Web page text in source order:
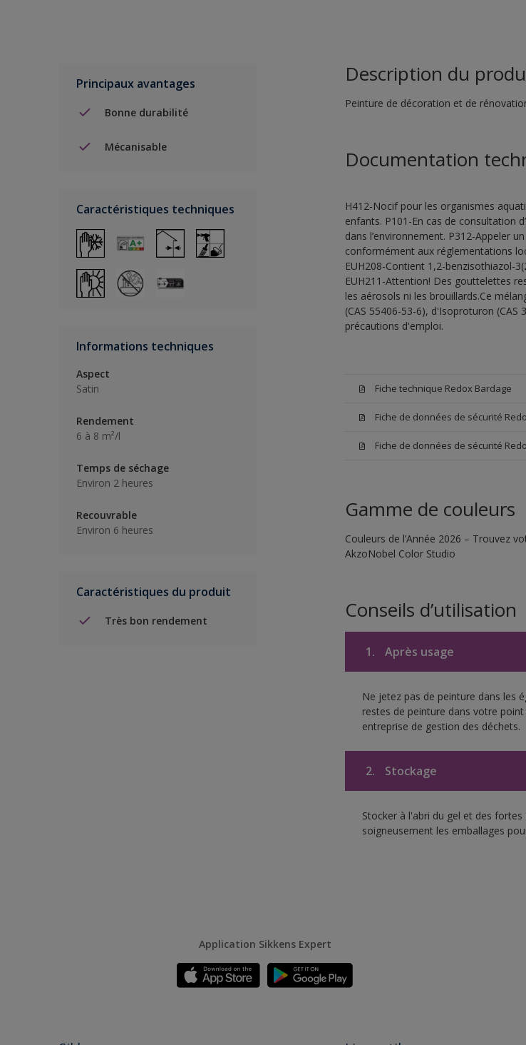
Principaux avantages
Bonne durabilité
Mécanisable
Caractéristiques techniques
Informations techniques
Aspect
Satin
Rendement
6 à 8 m²/l
Temps de séchage
Environ 2 heures
Recouvrable
Environ 6 heures
Caractéristiques du produit
Très bon rendement
Description du
Peinture de décoration et de
Documentation
H412-Nocif pour les organismes
enfants. P101-En cas de consultation
dans l’environnement. P312-Appeler
conformément aux réglementations
EUH208-Contient 1,2-benzisothiazol-
EUH211-Attention! Des gouttelettes
les aérosols ni les brouillards.Ce
(CAS 55406-53-6), d'Isoproturon (CAS
précautions d'emploi.
Fiche technique Redox Bardage
Fiche de données de sécurité
Fiche de données de sécurité
Gamme de couleurs
Couleurs de l’Année 2026 – Trouvez
AkzoNobel Color Studio
Conseils d’utilisation
1. Après usage
Ne jetez pas de peinture dans les
restes de peinture dans votre
entreprise de gestion des déchets.
2. Stockage
Stocker à l'abri du gel et des
soigneusement les emballages
Application Sikkens Expert